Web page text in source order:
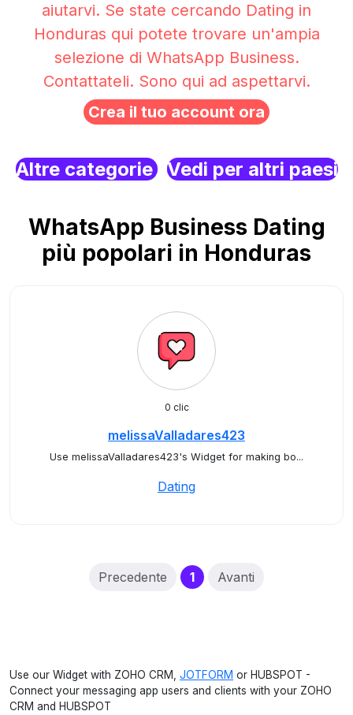
aiutarvi. Se state cercando Dating in
Honduras qui potete trovare un'ampia
selezione di WhatsApp Business.
Contattateli. Sono qui ad aspettarvi.
Crea il tuo account ora
Altre categorie Vedi per altri paesi
WhatsApp Business Dating
più popolari in Honduras
0 clic
melissaValladares423
Use melissaValladares423's Widget for making bo...
Dating
Precedente 1(current)
Avanti
Use our Widget with ZOHO CRM, JOTFORM or HUBSPOT -
Connect your messaging app users and clients with your ZOHO
CRM and HUBSPOT